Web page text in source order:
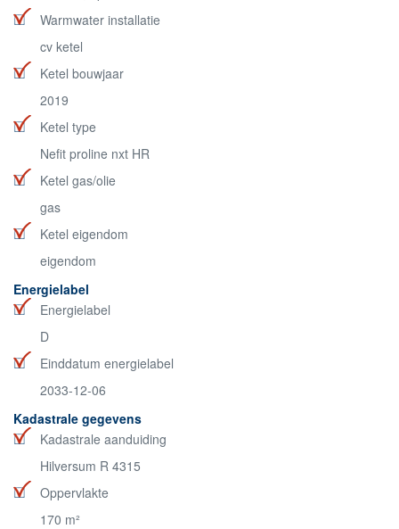
Warmwater installatie
cv ketel
Ketel bouwjaar
2019
Ketel type
Nefit proline nxt HR
Ketel gas/olie
gas
Ketel eigendom
eigendom
Energielabel
Energielabel
D
Einddatum energielabel
2033-12-06
Kadastrale gegevens
Kadastrale aanduiding
Hilversum R 4315
Oppervlakte
170 m²